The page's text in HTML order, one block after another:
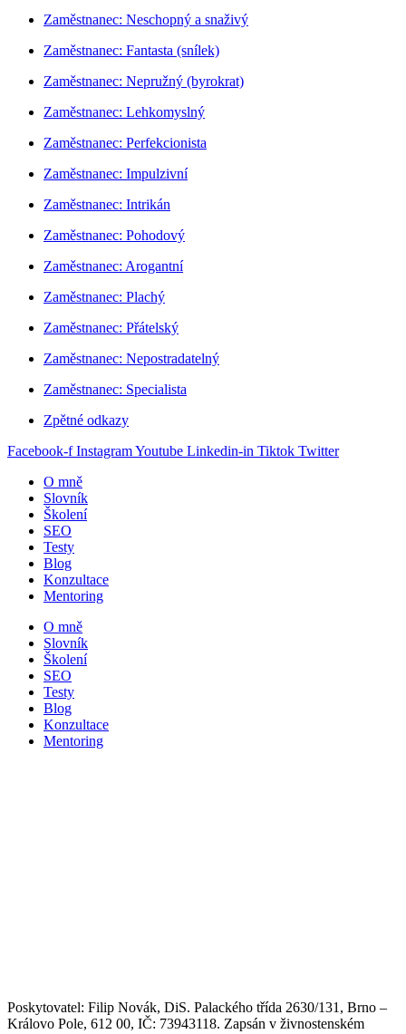
Zaměstnanec: Neschopný a snaživý
Zaměstnanec: Fantasta (snílek)
Zaměstnanec: Nepružný (byrokrat)
Zaměstnanec: Lehkomyslný
Zaměstnanec: Perfekcionista
Zaměstnanec: Impulzivní
Zaměstnanec: Intrikán
Zaměstnanec: Pohodový
Zaměstnanec: Arogantní
Zaměstnanec: Plachý
Zaměstnanec: Přátelský
Zaměstnanec: Nepostradatelný
Zaměstnanec: Specialista
Zpětné odkazy
Facebook-f InstagramYoutube Linkedin-in Tiktok Twitter
O mně
Slovník
Školení
SEO
Testy
Blog
Konzultace
Mentoring
O mně
Slovník
Školení
SEO
Testy
Blog
Konzultace
Mentoring
Poskytovatel: Filip Novák, DiS. Palackého třída 2630/131, Brno –
Královo Pole, 612 00, IČ: 73943118. Zapsán v živnostenském